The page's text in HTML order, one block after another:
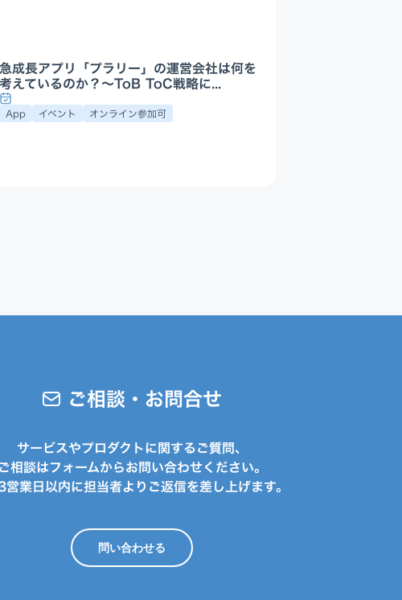
急成長アプリ「プラリー」の運営会社は何を
考えているのか？〜ToB ToC戦略に...
App イベント オンライン参加可
ご相談・お問合せ
サービスやプロダクトに関するご質問、
ご相談はフォームからお問い合わせください。
業日以内に担当者よりご返信を差し上げます。
問い合わせる